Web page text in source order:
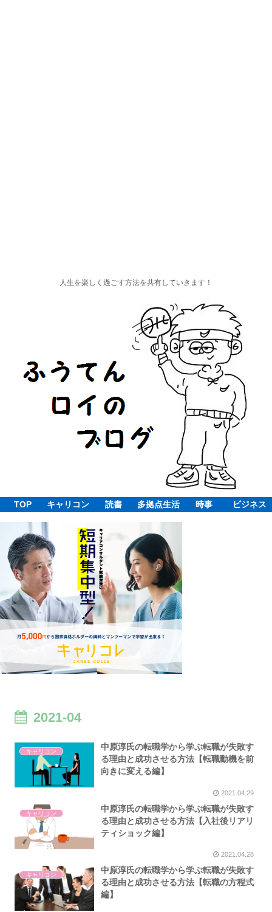
人生を楽しく過ごす方法を共有していきます！
TOP キャリコン 読書 多拠点生活 時事 ビジネス
2021-04
キャリコン
中原淳氏の転職学から学ぶ転職が失敗す
る理由と成功させる方法【転職動機を前
向きに変える編】
2021.04.29
キャリコン
中原淳氏の転職学から学ぶ転職が失敗す
る理由と成功させる方法【入社後リアリ
ティショック編】
2021.04.28
キャリコン
中原淳氏の転職学から学ぶ転職が失敗す
る理由と成功させる方法【転職の方程式
編】